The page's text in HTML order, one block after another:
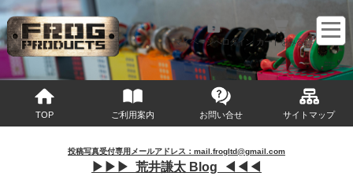
マイページへログイン カートをみる
TOP ご利用案内 お問い合せ サイトマップ
投稿写真受付専用メールアドレス：mail.frogltd@gmail.com
▶︎ ▶︎ ▶︎ 荒井謙太 Blog ◀︎ ◀︎ ◀︎